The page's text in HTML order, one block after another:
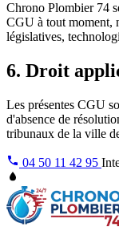
Chrono Plombier 74
CGU à tout moment,
législatives,
6. Droit
Les présentes CGU
d'absence de
tribunaux de la ville
04 50 11 42 95